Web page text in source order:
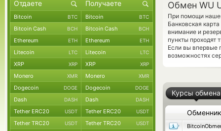
Обмен WU
При помощи
Банковская
внимание и
пункты проходят
Если вы впервые
возможностях
Курсы обмена
Обменник
Bitcoin BTC Bitcoin BTC
Bitcoin Cash BCH Bitcoin Cash BCH
Ethereum ETH Ethereum ETH
Litecoin LTC Litecoin LTC
XRP XRP XRP XRP
Monero XMR Monero XMR
Dogecoin DOGE Dogecoin DOGE
Dash DASH Dash DASH
Tether ERC20 USDT Tether ERC20 USDT
Tether TRC20 USDT Tether TRC20 USDT